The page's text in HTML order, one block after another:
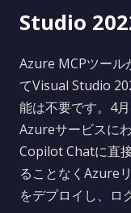
Studio
Azure MCPツール
てVisual Studio
能は不要です。4
Azureサービスに
Copilot Chatに直
ることなくAzure
をデプロイし、ロ